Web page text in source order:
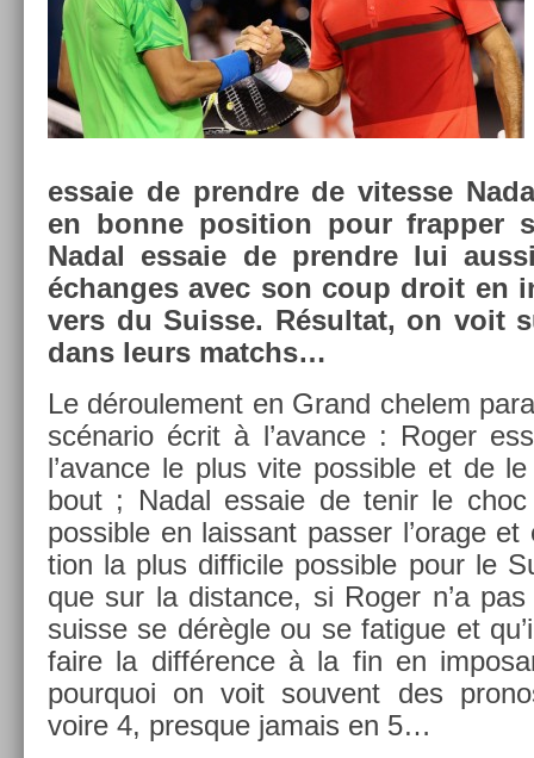
es­saie de pre­ndre de vites­se
en bonne posi­tion pour frapp­er
Nadal es­saie de pre­ndre lui
échan­ges avec son coup droit en
v­ers du Suis­se. Résul­tat, on voit
dans leurs matchs…
Le déroule­ment en Grand chelem
scénario écrit à l’avan­ce : Roger
l’avan­ce le plus vite pos­sible et de le
bout ; Nadal es­saie de tenir le
pos­sible en lais­sant pass­er l’orage
tion la plus dif­ficile pos­sible pour le
que sur la dis­tan­ce, si Roger n’a pas
suis­se se dérègle ou se fatigue et
faire la différence à la fin en
pour­quoi on voit souvent des
voire 4, pre­sque jamais en 5…